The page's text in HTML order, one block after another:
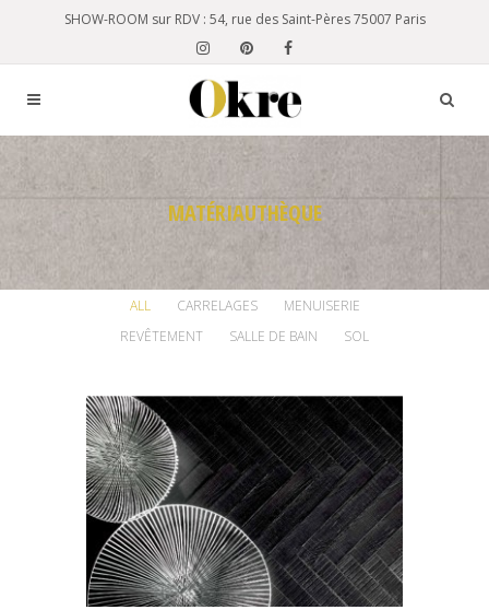
SHOW-ROOM sur RDV : 54, rue des Saint-Pères 75007 Paris
MATÉRIAUTHÈQUE
ALL CARRELAGES
MENUISERIE
REVÊTEMENT
SALLE DE BAIN SOL